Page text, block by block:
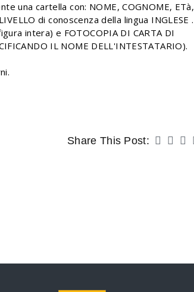
una cartella con: NOME, COGNOME, ETà,
di conoscenza della lingua INGLESE .
intera) e FOTOCOPIA DI CARTA DI
IL NOME DELL'INTESTATARIO).
Share This Post: